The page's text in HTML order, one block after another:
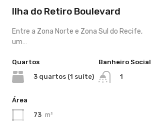
Ilha do Retiro Boulevard
Entre a Zona Norte e Zona Sul do Recife,
um…
Quartos
3 quartos (1 suíte)
Banheiro Social
1
Área
73 m²